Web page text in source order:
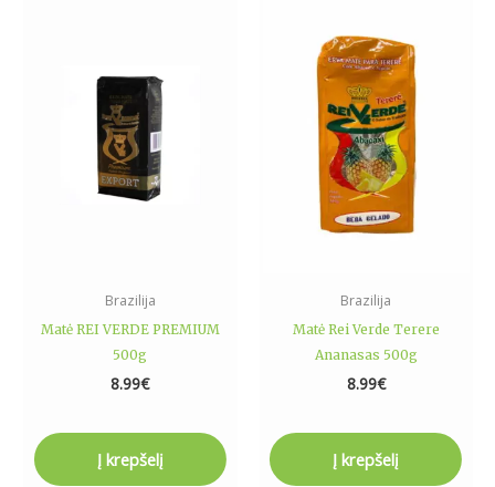
Brazilija
Matė REI VERDE PREMIUM
500g
8.99€
Į krepšelį
Brazilija
Matė Rei Verde Terere
Ananasas 500g
8.99€
Į krepšelį